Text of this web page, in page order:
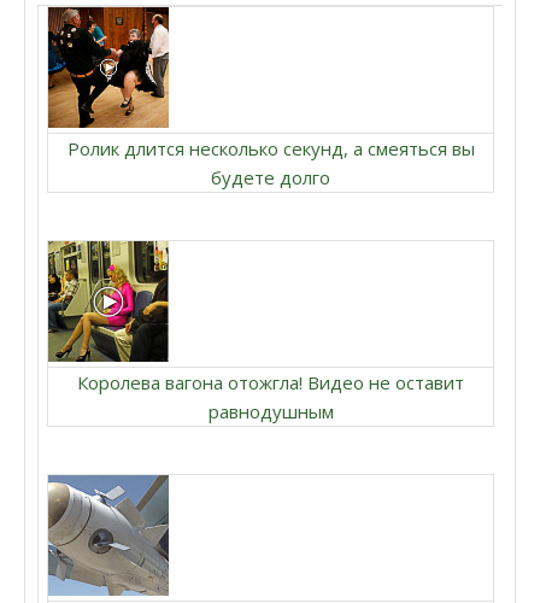
Ролик длится несколько секунд, а смеяться вы
будете долго
Королева вагона отожгла! Видео не оставит
равнодушным